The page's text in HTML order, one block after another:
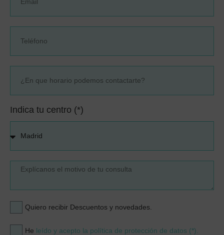
Indica tu centro (*)
Quiero recibir Descuentos y novedades.
He leído y acepto la política de protección de datos (*).